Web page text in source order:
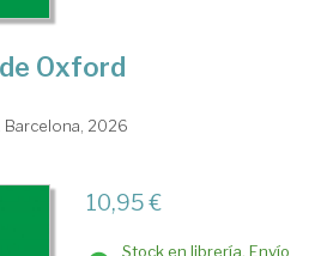
Oxford
Barcelona, 2026
10,95 €
Stock en librería. Envío